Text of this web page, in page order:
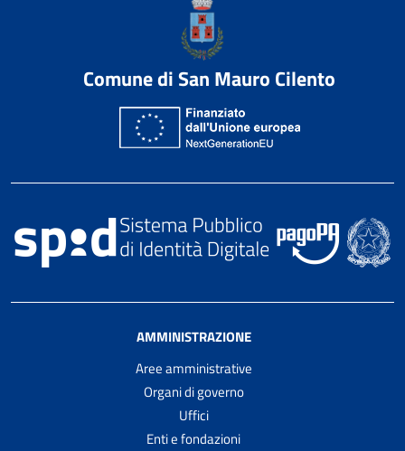
Comune di San Mauro Cilento
AMMINISTRAZIONE
Aree amministrative
Organi di governo
Uffici
Enti e fondazioni